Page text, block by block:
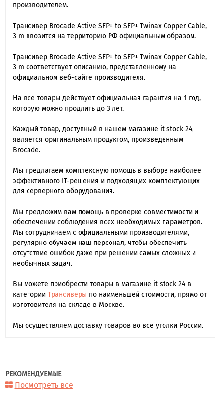
производителем.
Трансивер Brocade Active SFP+ to SFP+ Twinax Copper Cable,
3 m ввозится на территорию РФ официальным образом.
Трансивер Brocade Active SFP+ to SFP+ Twinax Copper Cable,
3 m cоответствует описанию, представленному на
официальном веб-сайте производителя.
На все товары действует официальная гарантия на 1 год,
которую можно продлить до 3 лет.
Каждый товар, доступный в нашем магазине it stock 24,
является оригинальным продуктом, произведенным
Brocade.
Мы предлагаем комплексную помощь в выборе наиболее
эффективного IT-решения и подходящих комплектующих
для серверного оборудования.
Мы предложим вам помощь в проверке совместимости и
обеспечении соблюдения всех необходимых параметров.
Мы сотрудничаем с официальными производителями,
регулярно обучаем наш персонал, чтобы обеспечить
отсутствие ошибок даже при решении самых сложных и
необычных задач.
Вы можете приобрести товары в магазине it stock 24 в
категории Трансиверы по наименьшей стоимости, прямо от
изготовителя на складе в Москве.
Мы осуществляем доставку товаров во все уголки России.
РЕКОМЕНДУЕМЫЕ
Посмотреть все